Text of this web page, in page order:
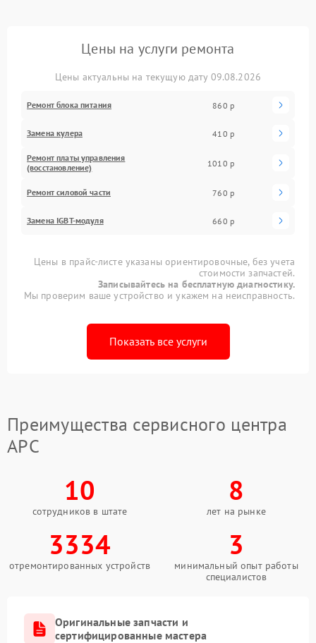
Цены на услуги ремонта
Цены актуальны на текущую дату 09.08.2026
Ремонт блока питания 860 р
Замена кулера 410 р
Ремонт платы управления
(восстановление)
1010 р
Ремонт силовой части 760 р
Замена IGBT-модуля 660 р
Цены в прайс-листе указаны ориентировочные, без учета
стоимости запчастей.
Записывайтесь на бесплатную диагностику.
Мы проверим ваше устройство и укажем на неисправность.
Показать все услуги
Преимущества сервисного центра
APC
10
сотрудников в штате
8
лет на рынке
3334
отремонтированных устройств
3
минимальный опыт работы
специалистов
Оригинальные запчасти и
сертифицированные мастера